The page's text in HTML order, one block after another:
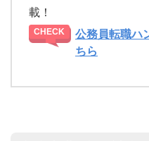
載！
公務員転職ハ
ちら